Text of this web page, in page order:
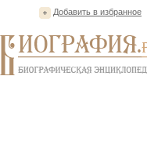
Добавить в избранное